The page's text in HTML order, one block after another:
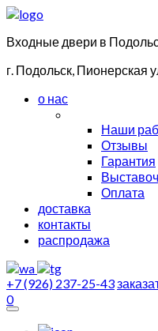
Входные двери в
г. Подольск, Пионерская
о нас
Наши
Отзывы
Гарантия
Оплата
доставка
контакты
распродажа
+7 (926) 237-25-43
0